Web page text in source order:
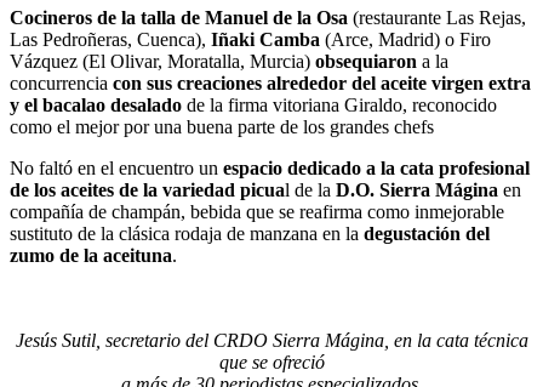
Cocineros de la talla de Manuel de la Osa (restaurante Las Rejas,
Las Pedroñeras, Cuenca), Iñaki Camba (Arce, Madrid) o Firo
Vázquez (El Olivar, Moratalla, Murcia) obsequiaron a la
concurrencia con sus creaciones alrededor del aceite virgen extra
y el bacalao desalado de la firma vitoriana Giraldo, reconocido
como el mejor por una buena parte de los grandes chefs
No faltó en el encuentro un espacio dedicado a la cata profesional
de los aceites de la variedad picual de la D.O. Sierra Mágina en
compañía de champán, bebida que se reafirma como inmejorable
sustituto de la clásica rodaja de manzana en la degustación del
zumo de la aceituna.
Jesús Sutil, secretario del CRDO Sierra Mágina, en la cata técnica
que se ofreció